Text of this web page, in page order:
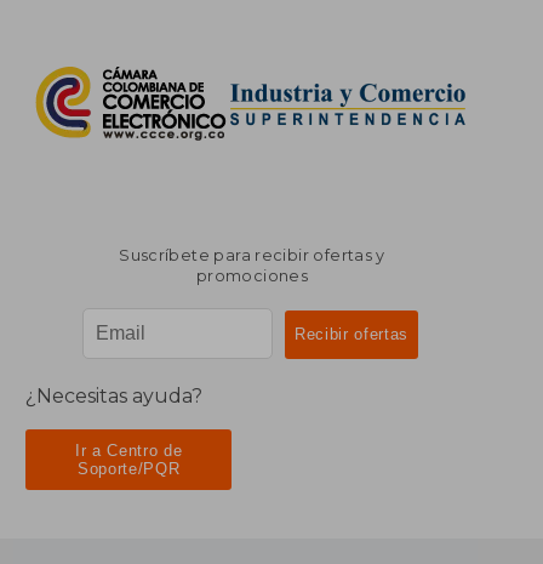
Suscríbete para recibir ofertas y
promociones
¿Necesitas ayuda?
Ir a Centro de
Soporte/PQR